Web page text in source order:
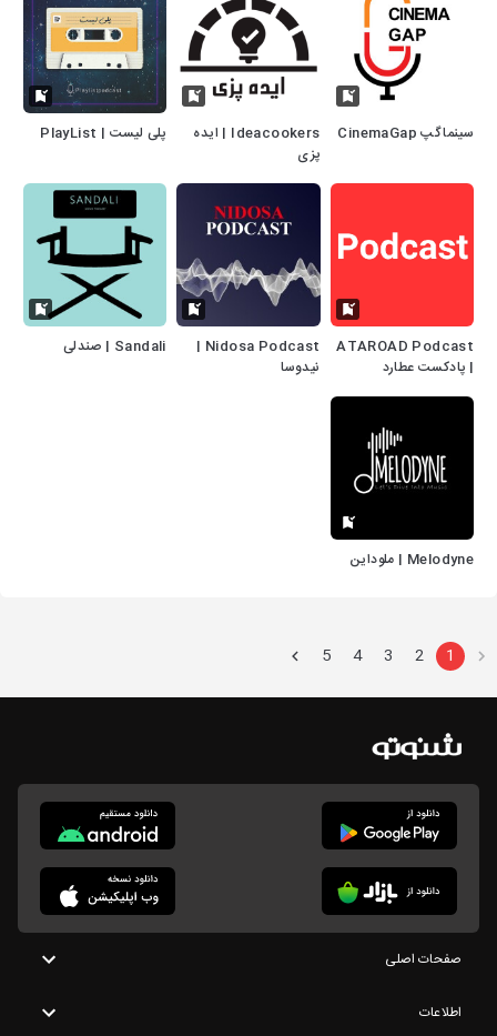
سینماگپ CinemaGap
Ideacookers | ایده
پزی
پلی لیست | PlayList
ATAROAD Podcast
| پادکست عطارد
Nidosa Podcast |
نیدوسا
Sandali | صندلی
Melodyne | ملوداین
1
2
3
4
5
صفحات اصلی
اطلاعات